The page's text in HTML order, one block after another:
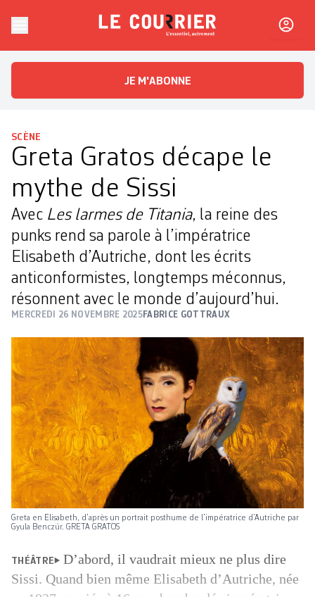
Le CourrierL'essentiel, autrement
JE M'ABONNE
SCÈNE
Greta Gratos décape le
mythe de Sissi
Avec Les larmes de Titania, la reine des
punks rend sa parole à l’impératrice
Elisabeth d’Autriche, dont les écrits
anticonformistes, longtemps méconnus,
résonnent avec le monde d’aujourd’hui.
MERCREDI 26 NOVEMBRE 2025FABRICE GOTTRAUX
Greta en Elisabeth, d’après un portrait posthume de l’impératrice d’Autriche par
Gyula Benczúr. GRETA GRATOS
THÉÂTRE
D’abord, il vaudrait mieux ne plus dire
Sissi. Quand bien même Elisabeth d’Autriche, née